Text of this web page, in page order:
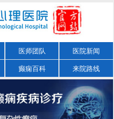
医师团队 医院新闻
癫痫百科 来院路线